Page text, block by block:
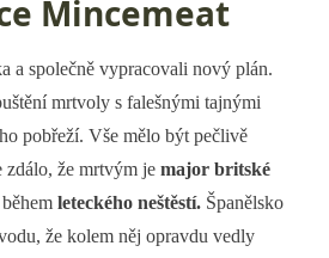
Mincemeat
a společně vypracovali nový plán.
mrtvoly s falešnými tajnými
pobřeží. Vše mělo být pečlivě
zdálo, že mrtvým je major britské
leteckého neštěstí. Španělsko
že kolem něj opravdu vedly